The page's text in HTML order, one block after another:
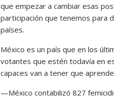
que empezar a cambiar esas
participación que tenemos para
países.
México es un país que en los
votantes que estén todavía en
capaces van a tener que
—México contabilizó 827